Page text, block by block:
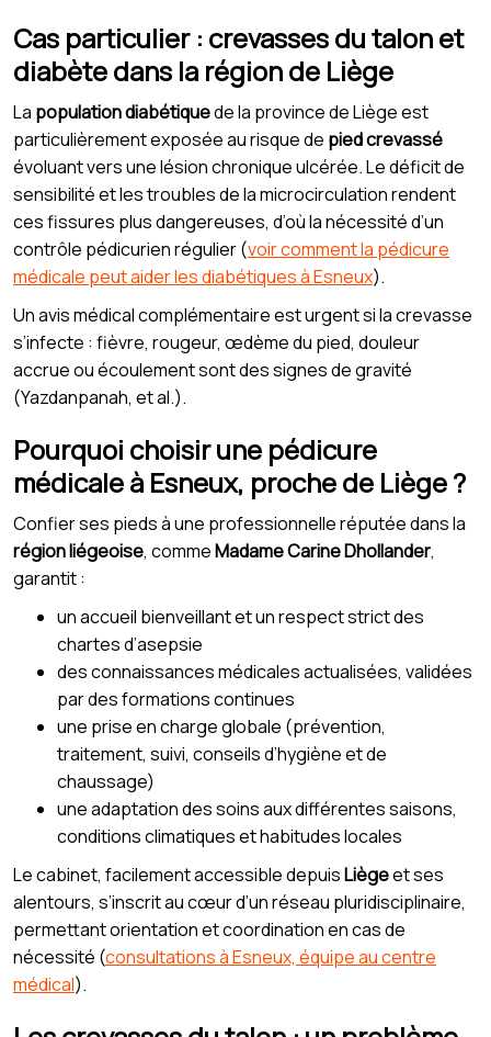
Cas particulier : crevasses du talon et
diabète dans la région de Liège
La population diabétiquede la province de Liège est
particulièrement exposée au risque de pied crevassé
évoluant vers une lésion chronique ulcérée. Le déficit de
sensibilité et les troubles de la microcirculation rendent
ces fissures plus dangereuses, d’où la nécessité d’un
contrôle pédicurien régulier (voir comment la pédicure
médicale peut aider les diabétiques à Esneux).
Un avis médical complémentaire est urgent si la crevasse
s’infecte : fièvre, rougeur, œdème du pied, douleur
accrue ou écoulement sont des signes de gravité
(Yazdanpanah, et al.).
Pourquoi choisir une pédicure
médicale à Esneux, proche de Liège ?
Confier ses pieds à une professionnelle réputée dans la
région liégeoise, commeMadame Carine Dhollander,
garantit :
un accueil bienveillant et un respect strict des
chartes d’asepsie
des connaissances médicales actualisées, validées
par des formations continues
une prise en charge globale (prévention,
traitement, suivi, conseils d’hygiène et de
chaussage)
une adaptation des soins aux différentes saisons,
conditions climatiques et habitudes locales
Le cabinet, facilement accessible depuisLiègeet ses
alentours, s’inscrit au cœur d’un réseau pluridisciplinaire,
permettant orientation et coordination en cas de
nécessité (consultations à Esneux, équipe au centre
médical).